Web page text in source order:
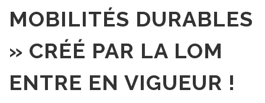
MOBILITÉS DURABLES
» CRÉÉ PAR LA LOM
ENTRE EN VIGUEUR !